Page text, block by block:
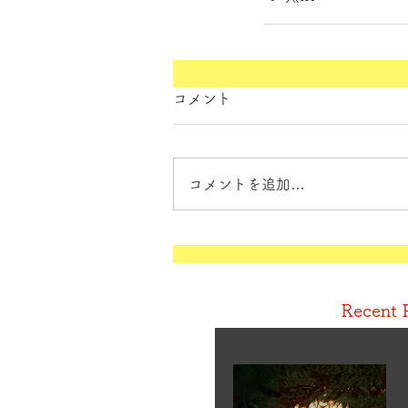
コメント
コメントを追加…
Recent